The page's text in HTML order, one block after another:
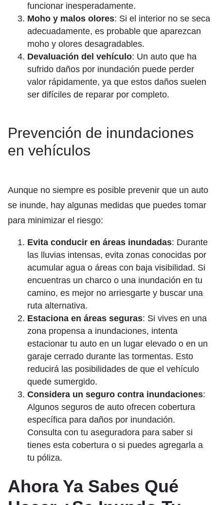
funcionar inesperadamente.
Moho y malos olores: Si el interior no se seca
adecuadamente, es probable que aparezcan
moho y olores desagradables.
Devaluación del vehículo: Un auto que ha
sufrido daños por inundación puede perder
valor rápidamente, ya que estos daños suelen
ser difíciles de reparar por completo.
Prevención de inundaciones
en vehículos
Aunque no siempre es posible prevenir que un auto
se inunde, hay algunas medidas que puedes tomar
para minimizar el riesgo:
Evita conducir en áreas inundadas: Durante
las lluvias intensas, evita zonas conocidas por
acumular agua o áreas con baja visibilidad. Si
encuentras un charco o una inundación en tu
camino, es mejor no arriesgarte y buscar una
ruta alternativa.
Estaciona en áreas seguras: Si vives en una
zona propensa a inundaciones, intenta
estacionar tu auto en un lugar elevado o en un
garaje cerrado durante las tormentas. Esto
reducirá las posibilidades de que el vehículo
quede sumergido.
Considera un seguro contra inundaciones:
Algunos seguros de auto ofrecen cobertura
específica para daños por inundación.
Consulta con tu aseguradora para saber si
tienes esta cobertura o si puedes agregarla a
tu póliza.
Ahora Ya Sabes Qué